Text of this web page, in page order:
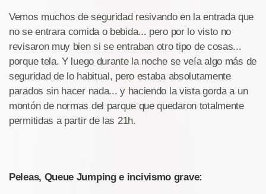
Vemos muchos de seguridad resivando en la entrada que
no se entrara comida o bebida... pero por lo visto no
revisaron muy bien si se entraban otro tipo de cosas...
porque tela. Y luego durante la noche se veía algo más de
seguridad de lo habitual, pero estaba absolutamente
parados sin hacer nada... y haciendo la vista gorda a un
montón de normas del parque que quedaron totalmente
permitidas a partir de las 21h.
Peleas, Queue Jumping e incivismo grave: